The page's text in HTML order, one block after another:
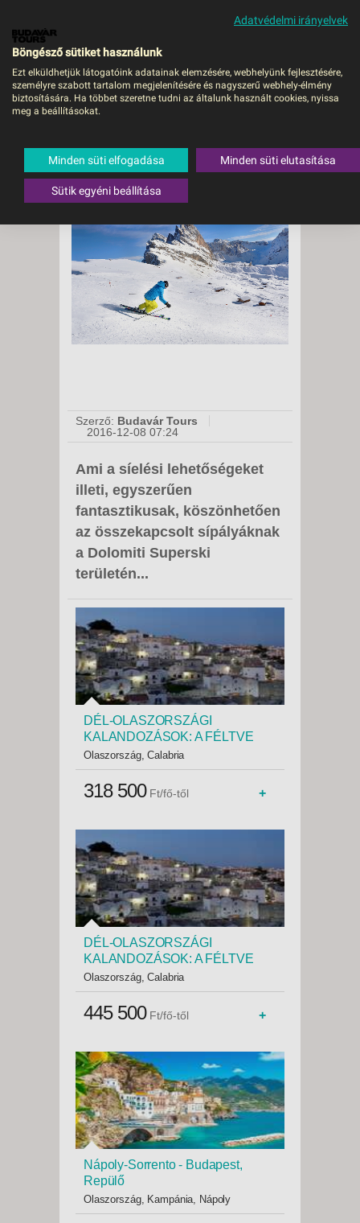
MENÜ
Síelés a
Dolomitokban
Szerző: Budavár Tours
2016-12-08 07:24
Ami a síelési lehetőségeket
illeti, egyszerűen
fantasztikusak, köszönhetően
az összekapcsolt sípályáknak
a Dolomiti Superski
területén...
DÉL-OLASZORSZÁGI
KALANDOZÁSOK: A FÉLTVE
ŐRZÖTT PUGLIA -
Világörökségek nyomában a
´csizma sarkában´ fürdőzéssel -
Budapest, Busz
Olaszország, Calabria
318 500 Ft/fő-től +
DÉL-OLASZORSZÁGI
KALANDOZÁSOK: A FÉLTVE
ŐRZÖTT PUGLIA - repülővel -
Világörökségek nyomában a
csizma sarkában fürdőzéssel -
Budapest, Repülő
Olaszország, Calabria
445 500 Ft/fő-től +
Nápoly-Sorrento - Budapest,
Repülő
Olaszország, Kampánia, Nápoly
Adatvédelmi irányelvek
Böngésző sütiket használunk
Ezt elküldhetjük látogatóink adatainak elemzésére, webhelyünk fejlesztésére,
személyre szabott tartalom megjelenítésére és nagyszerű webhely-élmény
biztosítására. Ha többet szeretne tudni az általunk használt cookies, nyissa
meg a beállításokat.
Minden süti elfogadása Minden süti elutasítása
Sütik egyéni beállítása